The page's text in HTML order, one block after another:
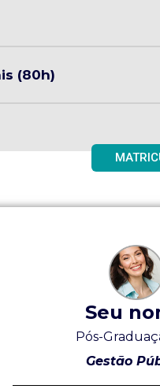
(80h)
Seu
Pós-
Gestão